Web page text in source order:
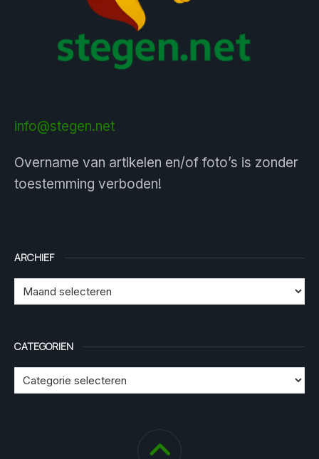
info@stegen.net
Overname van artikelen en/of foto’s is zonder
toestemming verboden!
ARCHIEF
CATEGORIEN